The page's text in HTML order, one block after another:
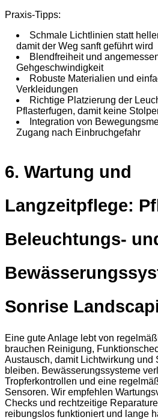
Praxis-Tipps:
Schmale Lichtlinien statt
damit der Weg sanft geführt wird
Blendfreiheit und
Gehgeschwindigkeit
Robuste Materialien und
Verkleidungen
Richtige Platzierung der
Pflasterfugen, damit keine
Integration von
Zugang nach Einbruchgefahr
6. Wartung und
Langzeitpflege:
Beleuchtungs-
Sonrise
Eine gute Anlage lebt von
brauchen Reinigung,
Austausch, damit Lichtwirkung und
bleiben. Bewässerungssysteme
Tropferkontrollen und eine
Sensoren. Wir empfehlen
Checks und rechtzeitige
reibungslos funktioniert und lange